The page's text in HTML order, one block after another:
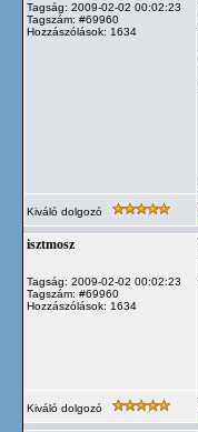
Tagság: 2009-02-02 00:02:23
Tagszám: #69960
Hozzászólások: 1634
Kiváló dolgozó
isztmosz
Tagság: 2009-02-02 00:02:23
Tagszám: #69960
Hozzászólások: 1634
Kiváló dolgozó